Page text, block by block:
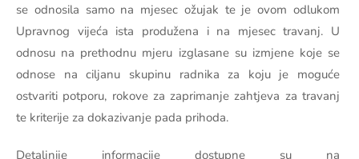
se odnosila samo na mjesec ožujak te je ovom odlukom
Upravnog vijeća ista produžena i na mjesec travanj. U
odnosu na prethodnu mjeru izglasane su izmjene koje se
odnose na ciljanu skupinu radnika za koju je moguće
ostvariti potporu, rokove za zaprimanje zahtjeva za travanj
te kriterije za dokazivanje pada prihoda.
Detaljnije informacije dostupne su na